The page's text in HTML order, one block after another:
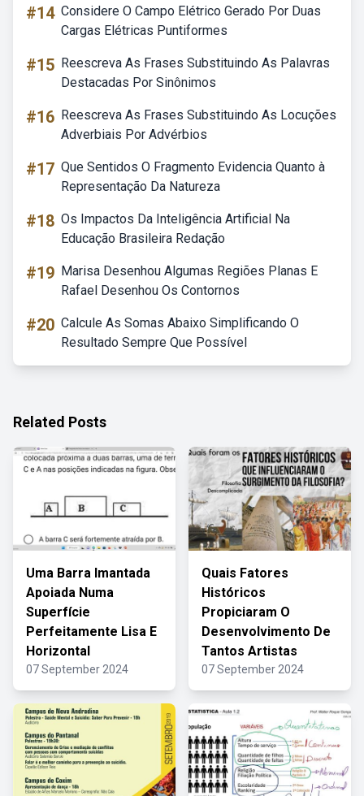
#14 Considere O Campo Elétrico Gerado Por Duas
Cargas Elétricas Puntiformes
#15 Reescreva As Frases Substituindo As Palavras
Destacadas Por Sinônimos
#16 Reescreva As Frases Substituindo As Locuções
Adverbiais Por Advérbios
#17 Que Sentidos O Fragmento Evidencia Quanto à
Representação Da Natureza
#18 Os Impactos Da Inteligência Artificial Na
Educação Brasileira Redação
#19 Marisa Desenhou Algumas Regiões Planas E
Rafael Desenhou Os Contornos
#20 Calcule As Somas Abaixo Simplificando O
Resultado Sempre Que Possível
Related Posts
Uma Barra Imantada
Apoiada Numa
Superfície
Perfeitamente Lisa E
Horizontal
07 September 2024
Quais Fatores
Históricos
Propiciaram O
Desenvolvimento De
Tantos Artistas
07 September 2024